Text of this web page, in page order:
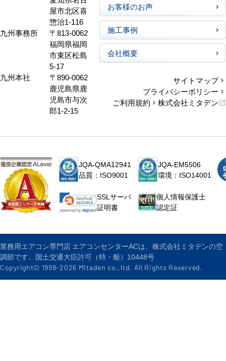
屋市北区喜
惣治1-116
九州事務所
〒813-0062
福岡県福岡
市東区松島
5-17
九州本社
〒890-0062
鹿児島県鹿
児島市与次
郎1-2-15
お客様のお声
施工事例
会社概要
サイトマップ
プライバシーポリシー
ご利用規約
株式会社ミタデン
JQA-QMA12941
品質：ISO9001
JQA-EM5506
環境：ISO14001
SSLサーバ
証明書
個人情報保護士
認定証
業務用エアコン専門店 エアコンセンターACは、株式会社ミタデンの空
調部です。国土交通大臣許可（特・般）10448号
Copyright© 1998-2026 Mitaden co.,ltd. All Rights Reserved.